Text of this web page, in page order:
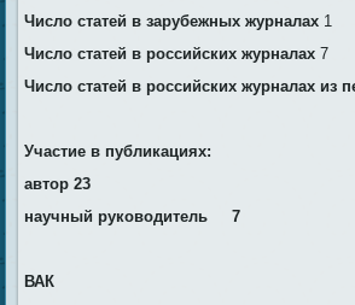
Число статей в зарубежных журналах 1
Число статей в российских журналах7
Число статей в российских журналах из
Участие в публикациях:
автор 23
научный руководитель 7
ВАК